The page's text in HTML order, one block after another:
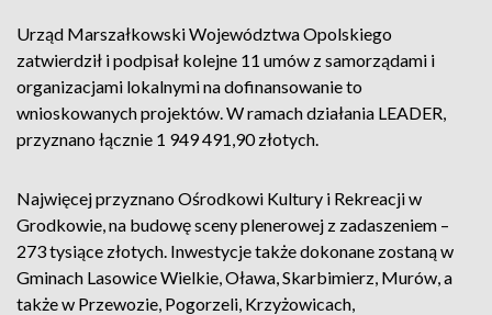
Urząd Marszałkowski Województwa Opolskiego
zatwierdził i podpisał kolejne 11 umów z samorządami i
organizacjami lokalnymi na dofinansowanie to
wnioskowanych projektów. W ramach działania LEADER,
przyznano łącznie 1 949 491,90 złotych.
Najwięcej przyznano Ośrodkowi Kultury i Rekreacji w
Grodkowie, na budowę sceny plenerowej z zadaszeniem –
273 tysiące złotych. Inwestycje także dokonane zostaną w
Gminach Lasowice Wielkie, Oława, Skarbimierz, Murów, a
także w Przewozie, Pogorzeli, Krzyżowicach,